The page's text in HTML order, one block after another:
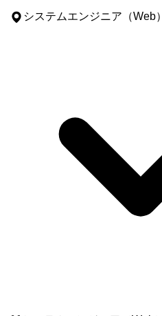
システムエンジニア（Web）